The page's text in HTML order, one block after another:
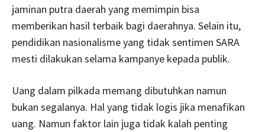
jaminan putra daerah yang memimpin bisa
memberikan hasil terbaik bagi daerahnya. Selain itu,
pendidikan nasionalisme yang tidak sentimen SARA
mesti dilakukan selama kampanye kepada publik.
Uang dalam pilkada memang dibutuhkan namun
bukan segalanya. Hal yang tidak logis jika menafikan
uang. Namun faktor lain juga tidak kalah penting